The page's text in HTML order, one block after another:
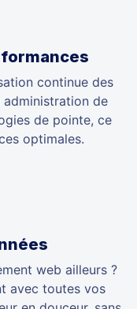
continue des
de
de pointe, ce
optimales.
web ailleurs ?
avec toutes vos